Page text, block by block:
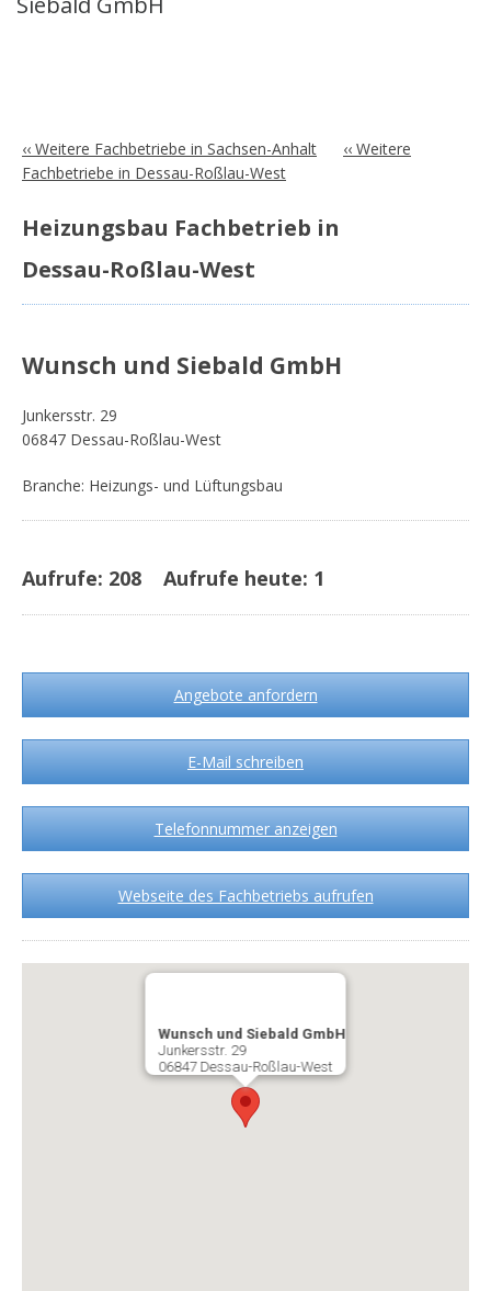
‹‹ Weitere Fachbetriebe in Sachsen-Anhalt
‹‹ Weitere
Fachbetriebe in Dessau-Roßlau-West
Heizungsbau Fachbetrieb in
Dessau-Roßlau-West
Wunsch und Siebald GmbH
Junkersstr. 29
06847 Dessau-Roßlau-West
Branche: Heizungs- und Lüftungsbau
Aufrufe: 208 Aufrufe heute: 1
Angebote anfordern
E-Mail schreiben
Telefonnummer anzeigen
Webseite des Fachbetriebs aufrufen
Wunsch und Siebald GmbH
Junkersstr. 29
06847 Dessau-Roßlau-West